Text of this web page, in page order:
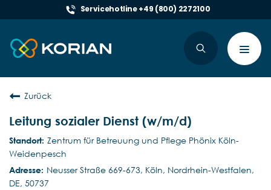
Servicehotline +49 (800) 2272100
Zurück
Leitung sozialer Dienst (w/m/d)
Zentrum für Betreuung und Pflege Phönix Köln-
Weidenpesch
Neusser Straße 669-673, Köln, Nordrhein-Westfalen,
DE, 50737